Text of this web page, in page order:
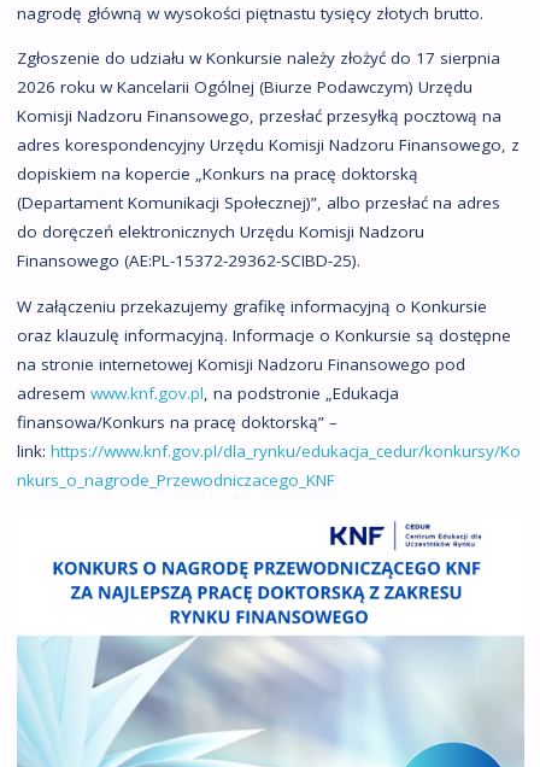
nagrodę główną w wysokości piętnastu tysięcy złotych brutto.
Zgłoszenie do udziału w Konkursie należy złożyć do 17 sierpnia
2026 roku w Kancelarii Ogólnej (Biurze Podawczym) Urzędu
Komisji Nadzoru Finansowego, przesłać przesyłką pocztową na
adres korespondencyjny Urzędu Komisji Nadzoru Finansowego, z
dopiskiem na kopercie „Konkurs na pracę doktorską
(Departament Komunikacji Społecznej)”, albo przesłać na adres
do doręczeń elektronicznych Urzędu Komisji Nadzoru
Finansowego (AE:PL-15372-29362-SCIBD-25).
W załączeniu przekazujemy grafikę informacyjną o Konkursie
oraz klauzulę informacyjną. Informacje o Konkursie są dostępne
na stronie internetowej Komisji Nadzoru Finansowego pod
adresem www.knf.gov.pl, na podstronie „Edukacja
finansowa/Konkurs na pracę doktorską” –
link: https://www.knf.gov.pl/dla_rynku/edukacja_cedur/konkursy/Ko
nkurs_o_nagrode_Przewodniczacego_KNF